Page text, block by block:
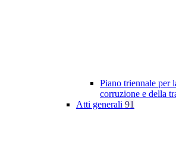
Piano triennale per
corruzione e della
Atti generali 91